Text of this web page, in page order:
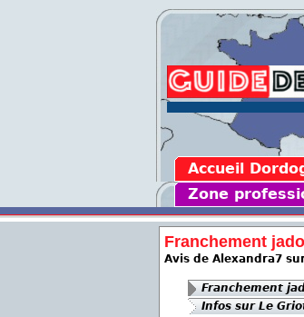
Accueil
Zone
Franchement
Avis de Alexandra7
Franchement
Infos sur Le